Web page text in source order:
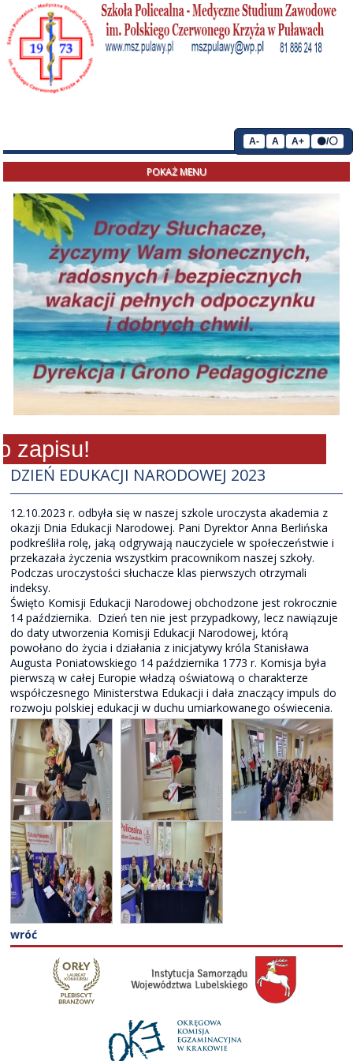
POKAŻ MENU
DZIEŃ EDUKACJI NARODOWEJ 2023
12.10.2023 r. odbyła się w naszej szkole uroczysta akademia z
okazji Dnia Edukacji Narodowej. Pani Dyrektor Anna Berlińska
podkreśliła rolę, jaką odgrywają nauczyciele w społeczeństwie i
przekazała życzenia wszystkim pracownikom naszej szkoły.
Podczas uroczystości słuchacze klas pierwszych otrzymali
indeksy.
Święto Komisji Edukacji Narodowej obchodzone jest rokrocznie
14 października. Dzień ten nie jest przypadkowy, lecz nawiązuje
do daty utworzenia Komisji Edukacji Narodowej, którą
powołano do życia i działania z inicjatywy króla Stanisława
Augusta Poniatowskiego 14 października 1773 r. Komisja była
pierwszą w całej Europie władzą oświatową o charakterze
współczesnego Ministerstwa Edukacji i dała znaczący impuls do
rozwoju polskiej edukacji w duchu umiarkowanego oświecenia.
wróć
A- A A+ ⚫/⚪